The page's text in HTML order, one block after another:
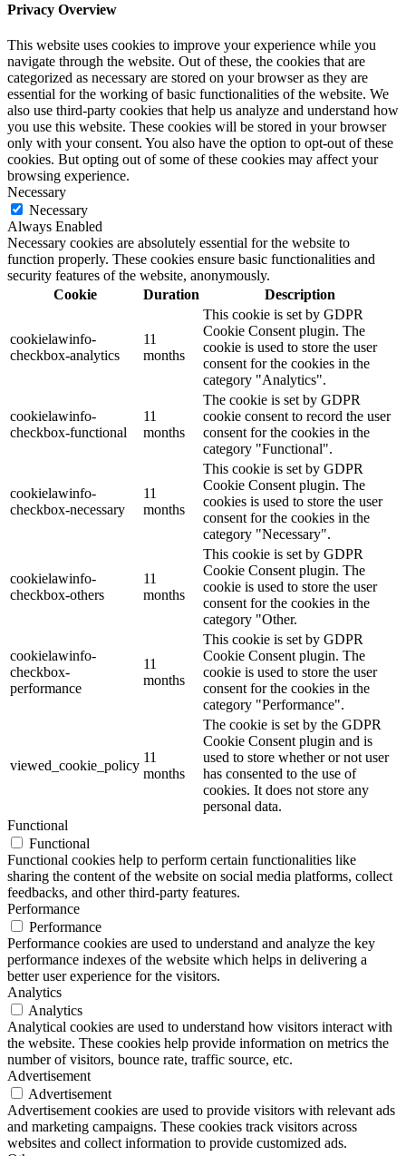
Privacy Overview
This website uses cookies to improve your experience while you
navigate through the website. Out of these, the cookies that are
categorized as necessary are stored on your browser as they are
essential for the working of basic functionalities of the website. We
also use third-party cookies that help us analyze and understand how
you use this website. These cookies will be stored in your browser
only with your consent. You also have the option to opt-out of these
cookies. But opting out of some of these cookies may affect your
browsing experience.
Necessary
Necessary
Always Enabled
Necessary cookies are absolutely essential for the website to
function properly. These cookies ensure basic functionalities and
security features of the website, anonymously.
Cookie
Duration Description
cookielawinfo-
checkbox-analytics
11
months
This cookie is set by GDPR
Cookie Consent plugin. The
cookie is used to store the user
consent for the cookies in the
category "Analytics".
cookielawinfo-
checkbox-functional
11
months
The cookie is set by GDPR
cookie consent to record the user
consent for the cookies in the
category "Functional".
cookielawinfo-
checkbox-necessary
11
months
This cookie is set by GDPR
Cookie Consent plugin. The
cookies is used to store the user
consent for the cookies in the
category "Necessary".
cookielawinfo-
checkbox-others
11
months
This cookie is set by GDPR
Cookie Consent plugin. The
cookie is used to store the user
consent for the cookies in the
category "Other.
cookielawinfo-
checkbox-
performance
11
months
This cookie is set by GDPR
Cookie Consent plugin. The
cookie is used to store the user
consent for the cookies in the
category "Performance".
viewed_cookie_policy
11
months
The cookie is set by the GDPR
Cookie Consent plugin and is
used to store whether or not user
has consented to the use of
cookies. It does not store any
personal data.
Functional
Functional
Functional cookies help to perform certain functionalities like
sharing the content of the website on social media platforms, collect
feedbacks, and other third-party features.
Performance
Performance
Performance cookies are used to understand and analyze the key
performance indexes of the website which helps in delivering a
better user experience for the visitors.
Analytics
Analytics
Analytical cookies are used to understand how visitors interact with
the website. These cookies help provide information on metrics the
number of visitors, bounce rate, traffic source, etc.
Advertisement
Advertisement
Advertisement cookies are used to provide visitors with relevant ads
and marketing campaigns. These cookies track visitors across
websites and collect information to provide customized ads.